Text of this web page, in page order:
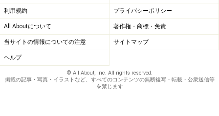
利用規約 プライバシーポリシー
All Aboutについて 著作権・商標・免責
当サイトの情報についての注意 サイトマップ
ヘルプ
© All About, Inc. All rights reserved.
掲載の記事・写真・イラストなど、すべてのコンテンツの無断複写・転載・公衆送信等
を禁じます